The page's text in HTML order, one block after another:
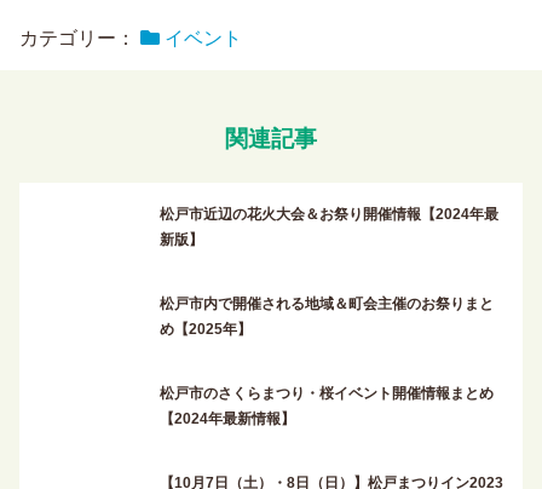
カテゴリー： イベント
関連記事
松戸市近辺の花火大会＆お祭り開催情報【2024年最
新版】
松戸市内で開催される地域＆町会主催のお祭りまと
め【2025年】
松戸市のさくらまつり・桜イベント開催情報まとめ
【2024年最新情報】
【10月7日（土）・8日（日）】松戸まつりイン2023